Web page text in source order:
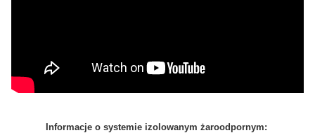
Informacje o systemie izolowanym żaroodpornym: